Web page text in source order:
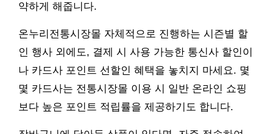
약하게 해줍니다.
온누리전통시장몰 자체적으로 진행하는 시즌별 할
인 행사 외에도, 결제 시 사용 가능한 통신사 할인이
나 카드사 포인트 선할인 혜택을 놓치지 마세요. 몇
몇 카드사는 전통시장몰 이용 시 일반 온라인 쇼핑
보다 높은 포인트 적립률을 제공하기도 합니다.